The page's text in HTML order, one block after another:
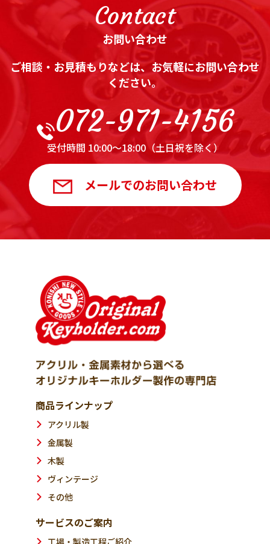
Contact
お問い合わせ
ご相談・お見積もりなどは、お気軽にお問い合わせ
ください。
072-971-4156
受付時間 10:00～18:00（土日祝を除く）
メールでのお問い合わせ
商品ラインナップ
アクリル製
金属製
木製
ヴィンテージ
その他
サービスのご案内
工場・製造工程ご紹介